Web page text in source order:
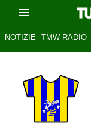
NOTIZIE TMW RADIO